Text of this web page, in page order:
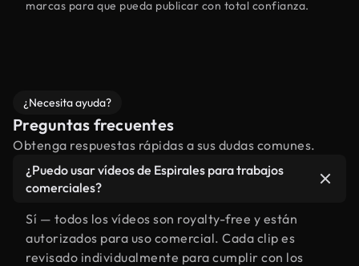
marcas para que pueda publicar con total confianza.
¿Necesita ayuda?
Preguntas frecuentes
Obtenga respuestas rápidas a sus dudas comunes.
¿Puedo usar vídeos de Espirales para trabajos
comerciales?
Sí — todos los vídeos son royalty-free y están
autorizados para uso comercial. Cada clip es
revisado individualmente para cumplir con los